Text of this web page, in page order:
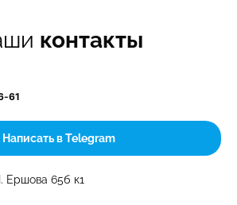
контакты
61
Написать в Telegram
Ершова 65б к1